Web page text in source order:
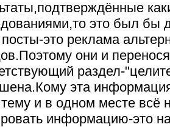
это был бы
это реклама
они и
раздел-
эта
и в одном месте всё
информацию-это